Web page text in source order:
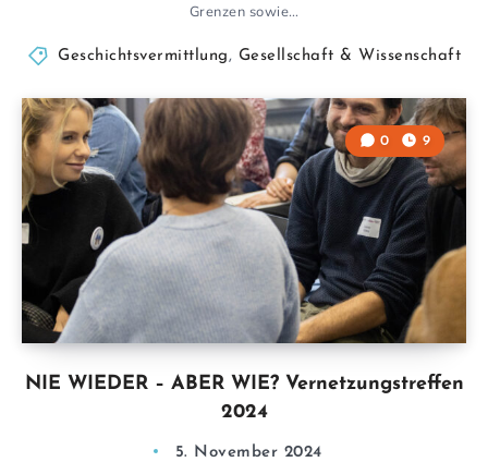
Grenzen sowie…
Geschichtsvermittlung , Gesellschaft & Wissenschaft
NIE WIEDER – ABER WIE? Vernetzungstreffen
2024
0 9
5. November 2024